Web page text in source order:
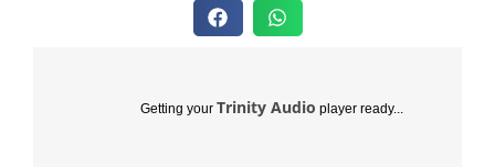
Getting your Trinity Audio player ready...